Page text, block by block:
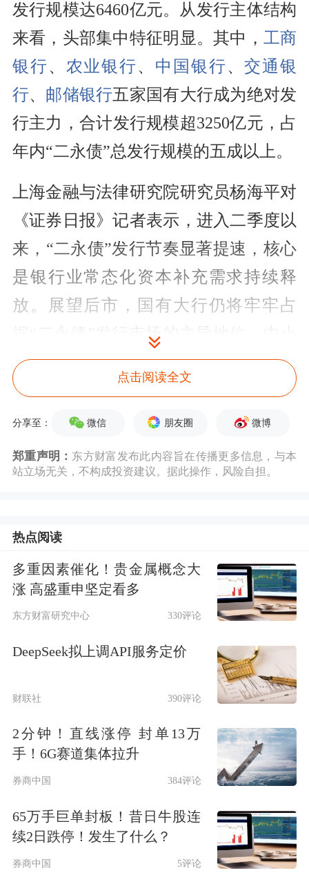
发行规模达6460亿元。从发行主体结构
来看，头部集中特征明显。其中， 工商
银行、 农业银行、 中国银行、交通银
行、 邮储银行五家国有大行成为绝对发
行主力，合计发行规模超3250亿元，占
年内“二永债”总发行规模的五成以上。
上海金融与法律研究院研究员杨海平对
《证券日报》记者表示，进入二季度以
来，“二永债”发行节奏显著提速，核心
是银行业常态化资本补充需求持续释
放。展望后市，国有大行仍将牢牢占
据“二永债”发行市场的主导地位，中小
银行则有望在下半年迎来发行增量。随
着二季度积压发行额度集中落地，行业
整体发行节奏预计将在下半年有所放
缓。
五家国有大行成为本轮“二永债”发行主
累计发行规模居首位。工商银行4月8日
发行500亿元二级资本债；4月16日发行
300亿元永续债；5月21日再度发行600
亿元二级资本债，该笔债券为2026年以
来全市场同品种债券最大发行规模。
中国银行、交通银行的发行规模紧随其
后，两家银行年内“二永债”发行规模均
月份。具体来看，中国银行分别发行
500亿元二级资本债和300亿元永续债；
点击阅读全文
分享至： 微信 朋友圈 微博
郑重声明： 东方财富发布此内容旨在传播更多信息，与本
站立场无关，不构成投资建议。据此操作，风险自担。
热点阅读
多重因素催化！贵金属概念大
涨 高盛重申坚定看多
东方财富研究中心 330评论
DeepSeek拟上调API服务定价
财联社 390评论
2分钟！直线涨停 封单13万
手！6G赛道集体拉升
券商中国 384评论
65万手巨单封板！昔日牛股连
续2日跌停！发生了什么？
券商中国 5评论